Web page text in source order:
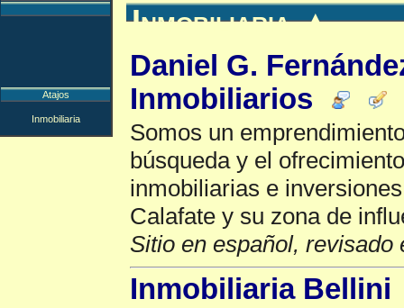
Inmobiliaria▲
Daniel G.
Inmobiliarios
Somos un
búsqueda y el
inmobiliarias e
Calafate y su zona de
Sitio en español, revisado
Inmobiliaria Bellini
Atajos
Inmobiliaria